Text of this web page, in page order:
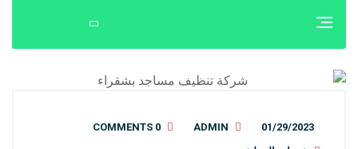
01/29/2023
ADMIN
0 COMMENTS